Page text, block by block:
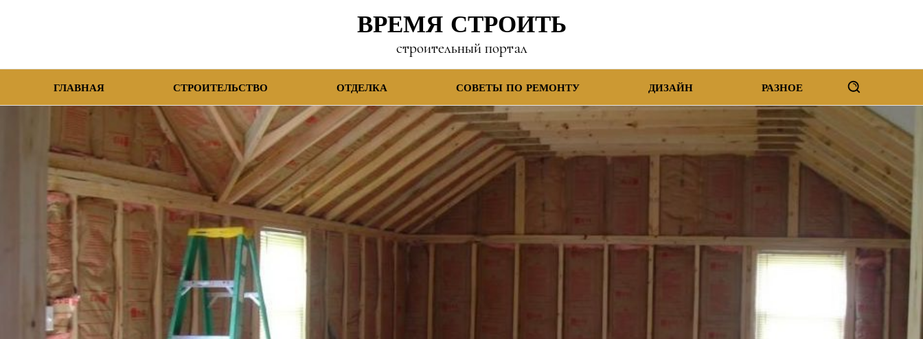
ВРЕМЯ СТРОИТЬ
строительный портал
ГЛАВНАЯ СТРОИТЕЛЬСТВО ОТДЕЛКА СОВЕТЫ ПО РЕМОНТУ ДИЗАЙН РАЗНОЕ